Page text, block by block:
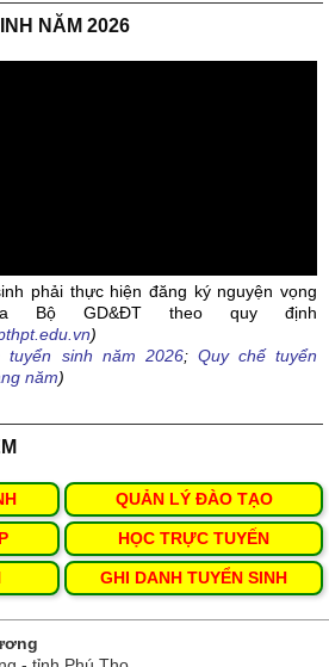
NĂM 2026
phải thực hiện đăng ký nguyện vọng
Bộ GD&ĐT theo quy định
)
tuyển sinh năm 2026; Quy chế tuyển
năm)
QUẢN LÝ ĐÀO TẠO
HỌC TRỰC TUYẾN
GHI DANH TUYỂN SINH